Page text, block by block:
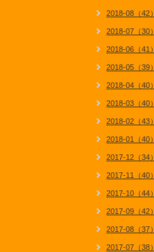
2018-08（42）
2018-07（30）
2018-06（41）
2018-05（39）
2018-04（40）
2018-03（40）
2018-02（43）
2018-01（40）
2017-12（34）
2017-11（40）
2017-10（44）
2017-09（42）
2017-08（37）
2017-07（38）